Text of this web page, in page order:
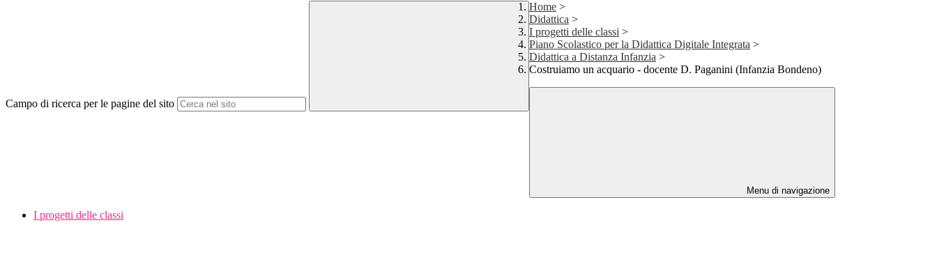
Campo di ricerca per le pagine del sito
Home >
Didattica >
I progetti delle classi >
Piano Scolastico per la Didattica Digitale Integrata >
Didattica a Distanza Infanzia >
Costruiamo un acquario - docente D. Paganini (Infanzia Bondeno)
Menu di navigazione
I progetti delle classi